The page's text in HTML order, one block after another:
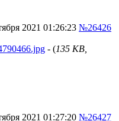
2021 01:26:23 №26426
- (135 KB,
2021 01:27:20 №26427